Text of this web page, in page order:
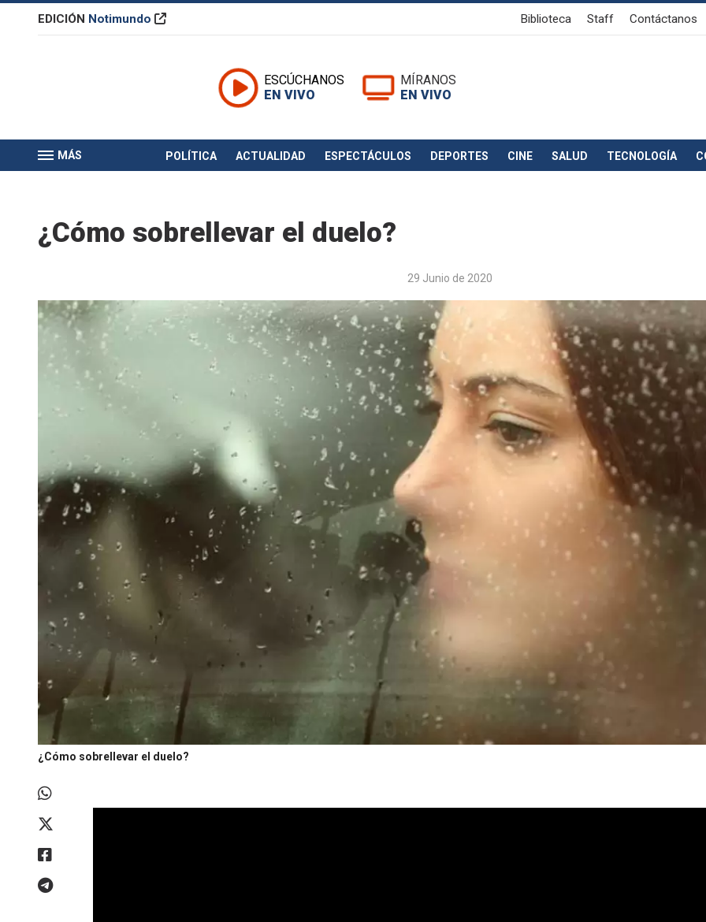
EDICIÓN Notimundo Biblioteca Staff Contáctanos
ESCÚCHANOS
EN VIVO
MÍRANOS
EN VIVO
MÁS POLÍTICA ACTUALIDAD ESPECTÁCULOS DEPORTES CINE SALUD TECNOLOGÍA
¿Cómo sobrellevar el duelo?
29 Junio de 2020
¿Cómo sobrellevar el duelo?